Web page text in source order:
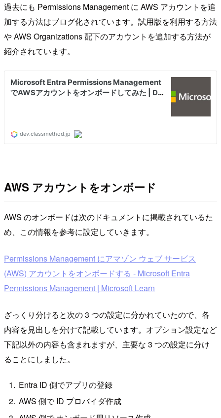
過去にも Permissions Management に AWS アカウントを追
加する方法はブログ化されています。試用版を利用する方法
や AWS Organizations 配下のアカウントを追加する方法が
紹介されています。
AWS アカウントをオンボード
AWS のオンボードは次のドキュメントに掲載されているた
め、この情報を参考に設定していきます。
Permissions Management にアマゾン ウェブ サービス
(AWS) アカウントをオンボードする - Microsoft Entra
Permissions Management | Microsoft Learn
ざっくり分けると次の 3 つの設定に分かれていたので、各
内容を見出しを分けて記載しています。オプション設定など
下記以外の内容も含まれますが、主要な 3 つの設定に分け
ることにしました。
Entra ID 側でアプリの登録
AWS 側で ID プロバイダ作成